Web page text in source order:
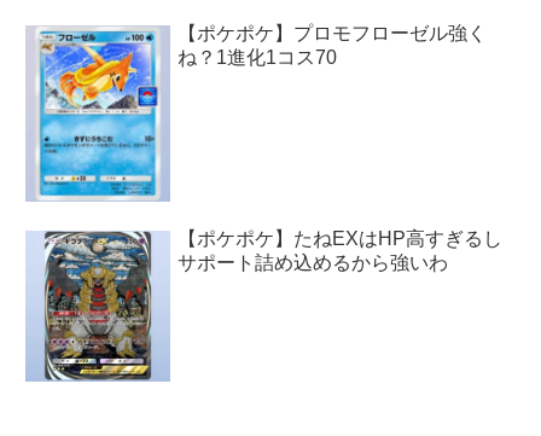
【ポケポケ】プロモフローゼル強く
ね？1進化1コス70
【ポケポケ】たねEXはHP高すぎるし
サポート詰め込めるから強いわ